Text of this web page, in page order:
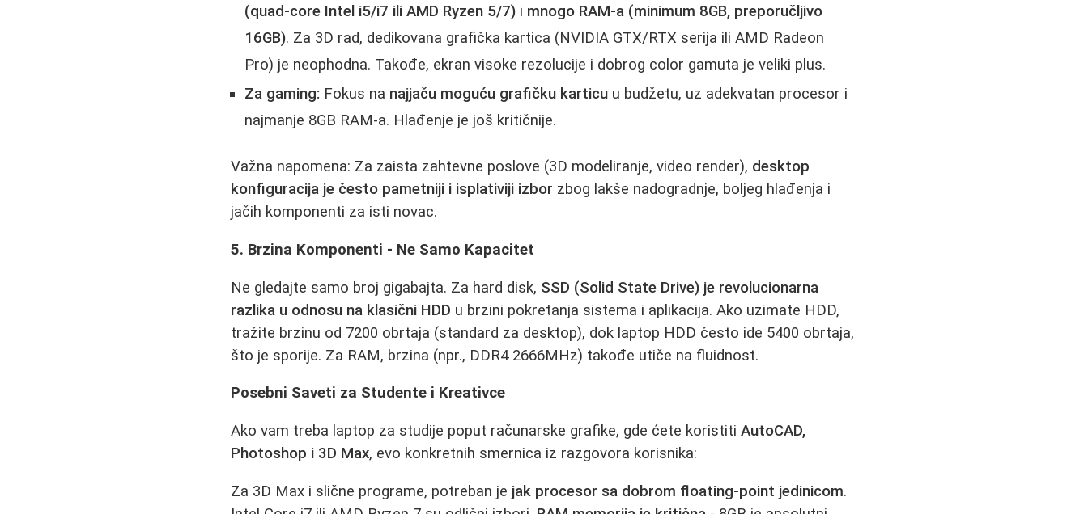
(quad-core Intel i5/i7 ili AMD Ryzen 5/7) i mnogo RAM-a (minimum 8GB, preporučljivo
16GB). Za 3D rad, dedikovana grafička kartica (NVIDIA GTX/RTX serija ili AMD Radeon
Pro) je neophodna. Takođe, ekran visoke rezolucije i dobrog color gamuta je veliki plus.
Za gaming: Fokus na najjaču moguću grafičku karticu u budžetu, uz adekvatan procesor i
najmanje 8GB RAM-a. Hlađenje je još kritičnije.
Važna napomena: Za zaista zahtevne poslove (3D modeliranje, video render), desktop
konfiguracija je često pametniji i isplativiji izbor zbog lakše nadogradnje, boljeg hlađenja i
jačih komponenti za isti novac.
5. Brzina Komponenti - Ne Samo Kapacitet
Ne gledajte samo broj gigabajta. Za hard disk, SSD (Solid State Drive) je revolucionarna
razlika u odnosu na klasični HDD u brzini pokretanja sistema i aplikacija. Ako uzimate HDD,
tražite brzinu od 7200 obrtaja (standard za desktop), dok laptop HDD često ide 5400 obrtaja,
što je sporije. Za RAM, brzina (npr., DDR4 2666MHz) takođe utiče na fluidnost.
Posebni Saveti za Studente i Kreativce
Ako vam treba laptop za studije poput računarske grafike, gde ćete koristitiAutoCAD,
Photoshop i 3D Max, evo konkretnih smernica iz razgovora korisnika:
Za 3D Max i slične programe, potreban je jak procesor sa dobrom floating-point jedinicom.